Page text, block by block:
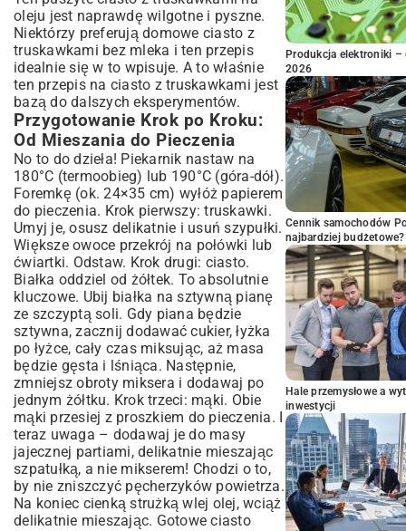
oleju jest naprawdę wilgotne i pyszne.
Niektórzy preferują domowe ciasto z
truskawkami bez mleka i ten przepis
idealnie się w to wpisuje. A to właśnie
ten przepis na ciasto z truskawkami jest
bazą do dalszych eksperymentów.
Przygotowanie Krok po Kroku:
Od Mieszania do Pieczenia
No to do dzieła! Piekarnik nastaw na
180°C (termoobieg) lub 190°C (góra-dół).
Foremkę (ok. 24×35 cm) wyłóż papierem
do pieczenia. Krok pierwszy: truskawki.
Umyj je, osusz delikatnie i usuń szypułki.
Większe owoce przekrój na połówki lub
ćwiartki. Odstaw. Krok drugi: ciasto.
Białka oddziel od żółtek. To absolutnie
kluczowe. Ubij białka na sztywną pianę
ze szczyptą soli. Gdy piana będzie
sztywna, zacznij dodawać cukier, łyżka
po łyżce, cały czas miksując, aż masa
będzie gęsta i lśniąca. Następnie,
zmniejsz obroty miksera i dodawaj po
jednym żółtku. Krok trzeci: mąki. Obie
mąki przesiej z proszkiem do pieczenia. I
teraz uwaga – dodawaj je do masy
jajecznej partiami, delikatnie mieszając
szpatułką, a nie mikserem! Chodzi o to,
by nie zniszczyć pęcherzyków powietrza.
Na koniec cienką strużką wlej olej, wciąż
delikatnie mieszając. Gotowe ciasto
Produkcja elektroniki –
2026
Cennik samochodów
najbardziej budżetowe?
Hale przemysłowe a
inwestycji